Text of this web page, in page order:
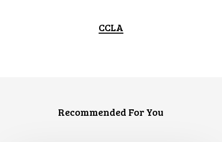
CCLA
Recommended For You